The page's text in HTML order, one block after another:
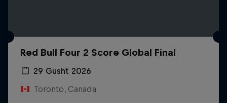
Red Bull Four 2 Score Global Final
29 Gusht 2026
Toronto, Canada